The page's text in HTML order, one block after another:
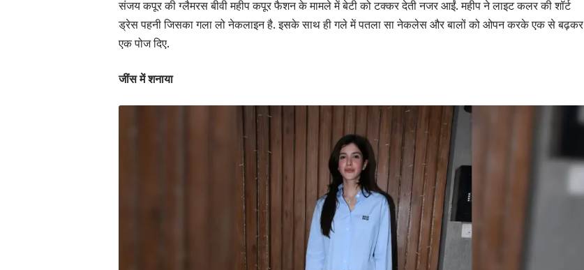
संजय कपूरकी ग्लैमरस बीवी महीप कपूर फैशन के मामले में बेटी को टक्कर देती नजर आईं. महीप ने लाइट कलर की शॉर्ट
ड्रेस पहनी जिसका गला लो नेकलाइन है. इसके साथ ही गले में पतला सा नेकलेस और बालों को ओपन करके एक से बढ़कर
एक पोज दिए.
जींस में शनाया